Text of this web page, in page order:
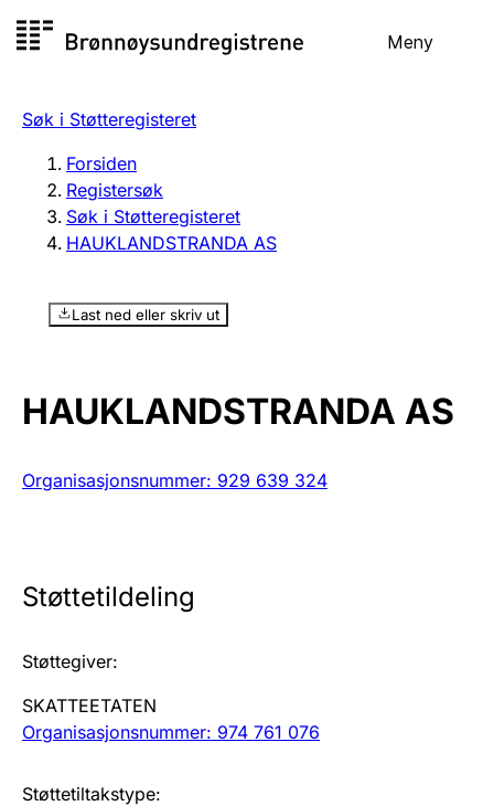
til
Meny
Registersøk
Aksjeselskap
Enkeltpersonforetak
Registrere, endre, slette
Jeger
Søk i Støtteregisteret
Forsiden
Registersøk
Søk i Støtteregisteret
HAUKLANDSTRANDA AS
Last ned eller skriv ut
HAUKLANDSTRANDA AS
Organisasjonsnummer: 929 639 324
Støttetildeling
Støttegiver:
SKATTEETATEN
Organisasjonsnummer: 974 761 076
Støttetiltakstype: